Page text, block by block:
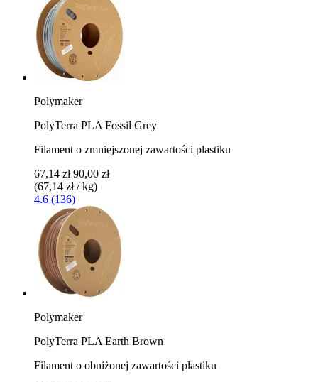
Polymaker
PolyTerra PLA Fossil Grey
Filament o zmniejszonej zawartości plastiku
67,14 zł 90,00 zł
(67,14 zł / kg)
4.6 (136)
Polymaker
PolyTerra PLA Earth Brown
Filament o obniżonej zawartości plastiku